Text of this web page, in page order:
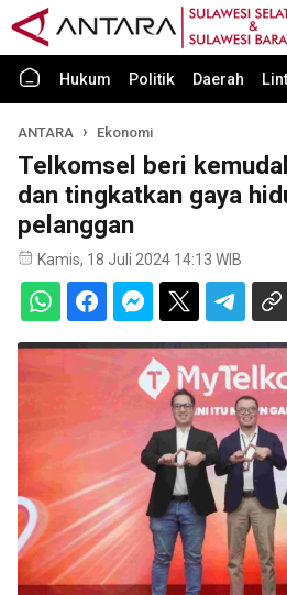
Hukum Politik Daerah
ANTARA Ekonomi
Telkomsel beri
dan tingkatkan gaya
pelanggan
Kamis, 18 Juli 2024 14:13 WIB